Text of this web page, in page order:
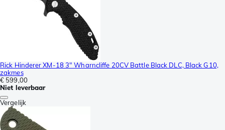
Rick Hinderer XM-18 3" Wharncliffe 20CV Battle Black DLC, Black G10,
zakmes
€ 599,00
Niet leverbaar
Vergelijk